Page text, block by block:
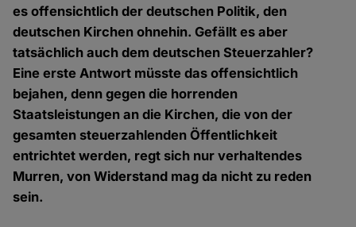
es offensichtlich der deutschen Politik, den
deutschen Kirchen ohnehin. Gefällt es aber
tatsächlich auch dem deutschen Steuerzahler?
Eine erste Antwort müsste das offensichtlich
bejahen, denn gegen die horrenden
Staatsleistungen an die Kirchen, die von der
gesamten steuerzahlenden Öffentlichkeit
entrichtet werden, regt sich nur verhaltendes
Murren, von Widerstand mag da nicht zu reden
sein.